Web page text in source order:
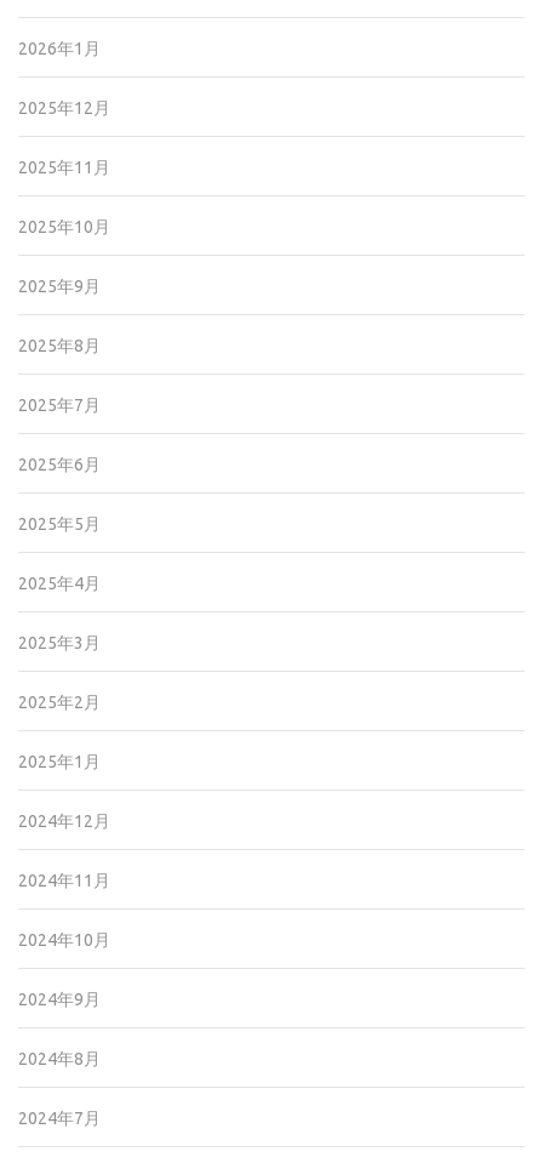
2026年1月
2025年12月
2025年11月
2025年10月
2025年9月
2025年8月
2025年7月
2025年6月
2025年5月
2025年4月
2025年3月
2025年2月
2025年1月
2024年12月
2024年11月
2024年10月
2024年9月
2024年8月
2024年7月